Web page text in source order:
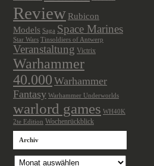
Review Rubicon
Models Saga Space Marines
Star Wars Tinsoldiers of Antwerp
Veranstaltung Victrix
Warhammer
40.000 Warhammer
Fantasy Warhammer Underworlds
warlord games WH40K
2te Edition Wochenrückblick
Archiv